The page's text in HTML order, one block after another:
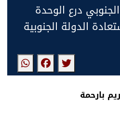
درع الوحدة
الدولة الجنوبية